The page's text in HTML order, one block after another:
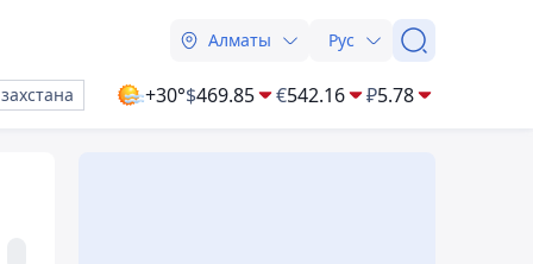
Алматы Рус
+30°$469.85 €542.16 ₽5.78